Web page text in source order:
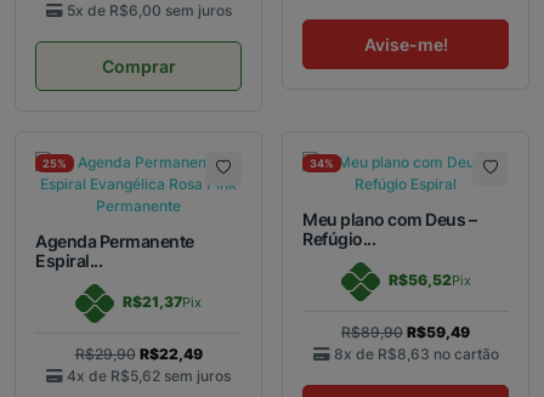
5x de R$6,00 sem juros
Comprar
Avise-me!
25%
Agenda Permanente
Espiral...
R$21,37Pix
R$29,90 R$22,49
4x de R$5,62 sem juros
34%
Meu plano com Deus –
Refúgio...
R$56,52Pix
R$89,90 R$59,49
8x de R$8,63 no cartão